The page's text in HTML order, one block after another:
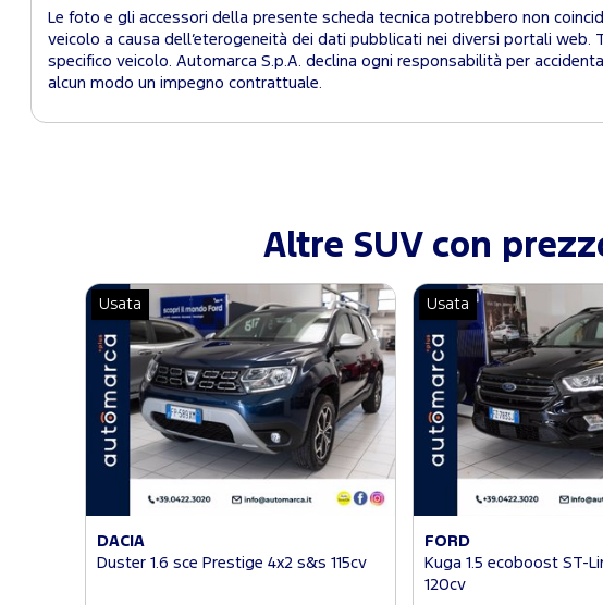
Le foto e gli accessori della presente scheda tecnica potrebbero non
veicolo a causa dell’eterogeneità dei dati pubblicati nei diversi portali web.
specifico veicolo. Automarca S.p.A. declina ogni responsabilità per
alcun modo un impegno contrattuale.
Altre SUV con
Usata
DACIA
Duster 1.6 sce Prestige 4x2 s&s 115cv
Usata
FORD
Kuga 1.5 ecoboost ST-
120cv